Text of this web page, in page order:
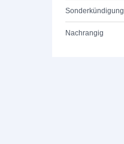
Sonderkündigung
Nachrangig